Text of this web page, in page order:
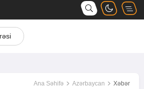
Ana Səhifə Azərbaycan Xəbər